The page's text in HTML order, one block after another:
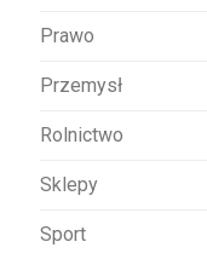
Prawo
Przemysł
Rolnictwo
Sklepy
Sport